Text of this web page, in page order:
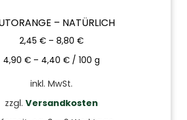
– NATÜRLICH
2,45 € – 8,80 €
4,90 € – 4,40 € / 100 g
inkl. MwSt.
zzgl. Versandkosten